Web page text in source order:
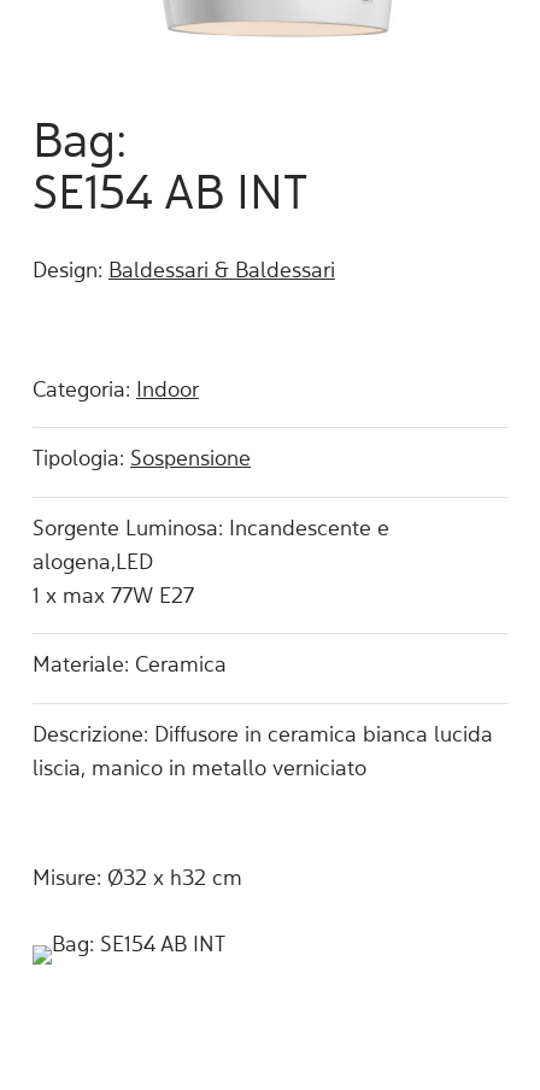
Bag:
SE154 AB INT
Design: Baldessari & Baldessari
Categoria: Indoor
Tipologia: Sospensione
Sorgente Luminosa: Incandescente e
alogena,LED
1 x max 77W E27
Materiale: Ceramica
Descrizione: Diffusore in ceramica bianca lucida
liscia, manico in metallo verniciato
Misure: Ø32 x h32 cm